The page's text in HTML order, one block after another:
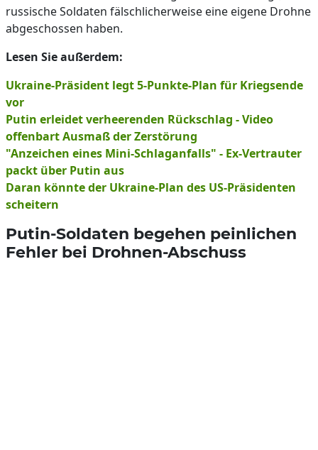
russische Soldaten fälschlicherweise eine eigene Drohne
abgeschossen haben.
Lesen Sie außerdem:
Ukraine-Präsident legt 5-Punkte-Plan für Kriegsende
vor
Putin erleidet verheerenden Rückschlag - Video
offenbart Ausmaß der Zerstörung
"Anzeichen eines Mini-Schlaganfalls" - Ex-Vertrauter
packt über Putin aus
Daran könnte der Ukraine-Plan des US-Präsidenten
scheitern
Putin-Soldaten begehen peinlichen
Fehler bei Drohnen-Abschuss